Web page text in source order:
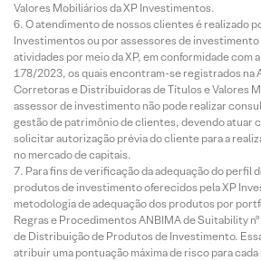
Valores Mobiliários da XP Investimentos.
O atendimento de nossos clientes é realizado
Investimentos ou por assessores de investimento
atividades por meio da XP, em conformidade com
178/2023, os quais encontram-se registrados na
Corretoras e Distribuidoras de Títulos e Valores
assessor de investimento não pode realizar
gestão de patrimônio de clientes, devendo atuar
solicitar autorização prévia do cliente para a
no mercado de capitais.
Para fins de verificação da adequação do perfil
produtos de investimento oferecidos pela XP
metodologia de adequação dos produtos por
Regras e Procedimentos ANBIMA de Suitability
de Distribuição de Produtos de Investimento.
atribuir uma pontuação máxima de risco para